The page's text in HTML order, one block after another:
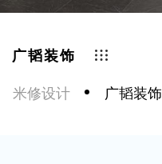
广韬装饰
米修设计
广韬装饰